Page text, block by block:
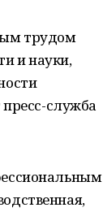
трудом
и науки,
пресс-служба